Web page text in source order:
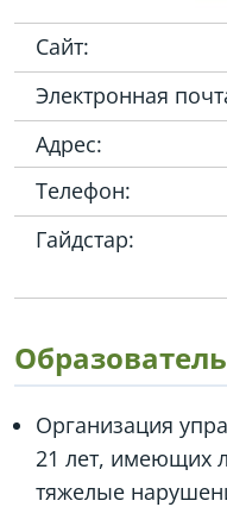
Сайт:
Электронная
Адрес:
Телефон:
Гайдстар:
Организация
21 лет, имеющих
тяжелые